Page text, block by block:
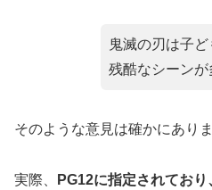
鬼滅の刃は子
残酷なシーンが
そのような意見は確かにありま
実際、
PG12に指定されてお